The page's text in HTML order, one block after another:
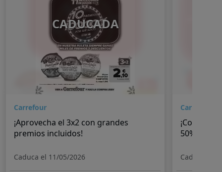
CADUCADA
Carrefour
¡Aprovecha el 3x2 con grandes
premios incluidos!
Caduca el 11/05/2026
Carrefour
50%!
Caduca el